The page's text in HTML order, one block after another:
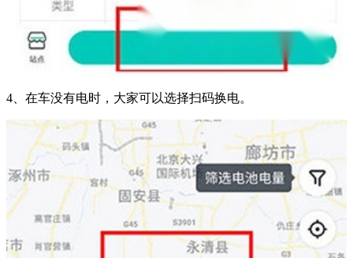
4、在车没有电时，大家可以选择扫码换电。